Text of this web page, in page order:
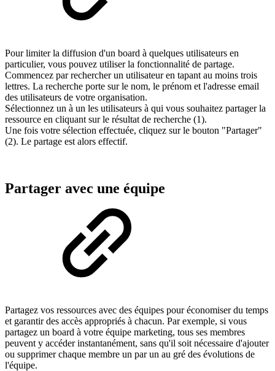
Pour limiter la diffusion d'un board à quelques utilisateurs en
particulier, vous pouvez utiliser la fonctionnalité de partage.
Commencez par rechercher un utilisateur en tapant au moins trois
lettres. La recherche porte sur le nom, le prénom et l'adresse email
des utilisateurs de votre organisation.
Sélectionnez un à un les utilisateurs à qui vous souhaitez partager la
ressource en cliquant sur le résultat de recherche (1).
Une fois votre sélection effectuée, cliquez sur le bouton "Partager"
(2). Le partage est alors effectif.
Partager avec une équipe
Partagez vos ressources avec des équipes pour économiser du temps
et garantir des accès appropriés à chacun. Par exemple, si vous
partagez un board à votre équipe marketing, tous ses membres
peuvent y accéder instantanément, sans qu'il soit nécessaire d'ajouter
ou supprimer chaque membre un par un au gré des évolutions de
l'équipe.